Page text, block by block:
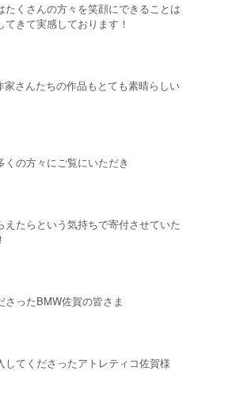
たくさんの方々を笑顔にできることは
てきて実感しております！
家さんたちの作品もとても素晴らしい
くの方々にご覧にいただき
えたらという気持ちで寄付させていた
さったBMW佐賀の皆さま
してくださったアトレティコ佐賀様